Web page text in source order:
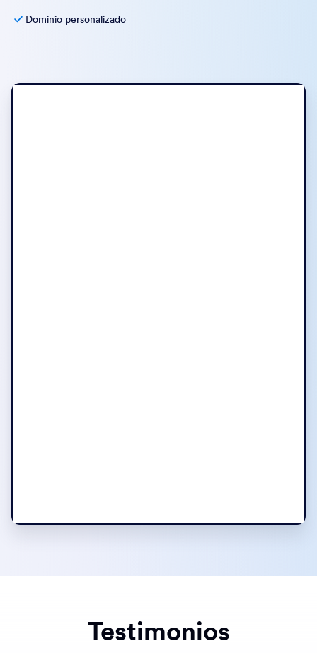
Dominio personalizado
Testimonios